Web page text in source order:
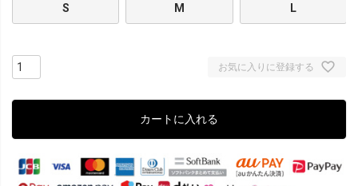
S
M L
お気に入りに登録する
カートに入れる